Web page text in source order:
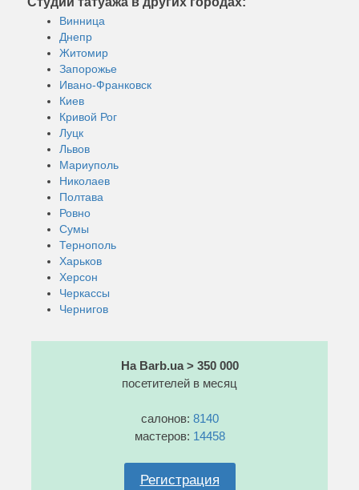
Винница
Днепр
Житомир
Запорожье
Ивано-Франковск
Киев
Кривой Рог
Луцк
Львов
Мариуполь
Николаев
Полтава
Ровно
Сумы
Тернополь
Харьков
Херсон
Черкассы
Чернигов
На Barb.ua > 350 000
посетителей в месяц
салонов: 8140
мастеров: 14458
Регистрация